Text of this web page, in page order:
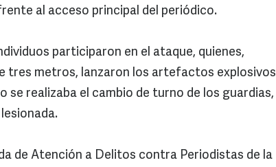
al acceso principal del periódico.
participaron en el ataque, quienes,
tres metros, lanzaron los artefactos explosivos
se realizaba el cambio de turno de los guardias,
de Atención a Delitos contra Periodistas de la